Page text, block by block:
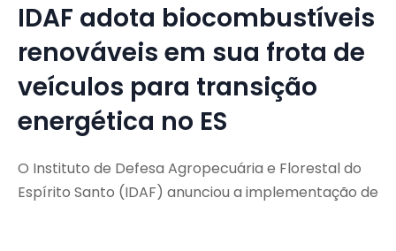
IDAF adota biocombustíveis
renováveis em sua frota de
veículos para transição
energética no ES
O Instituto de Defesa Agropecuária e Florestal do
Espírito Santo (IDAF) anunciou a implementação de